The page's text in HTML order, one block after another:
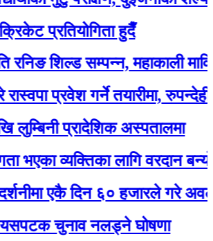
हुदैँ
सम्पन्न, महाकाली मावि बन्यो
गर्ने तयारीमा, रुपन्देही २ बाट
प्रादेशिक अस्पतालमा
लागि वरदान बन्यो
एकै दिन ६० हजारले गरे अवलोकन
चुनाव नलड्ने घोषणा